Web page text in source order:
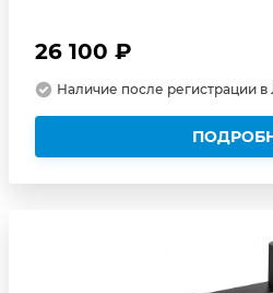
26 100 ₽
Наличие после регистрации